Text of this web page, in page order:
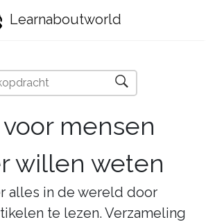
Learnaboutworld
mensen
willen weten
alles in de wereld door
te lezen. Verzameling